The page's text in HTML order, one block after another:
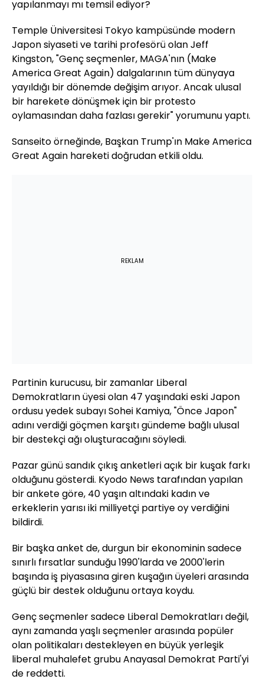
yapılanmayı mı temsil ediyor?
Temple Üniversitesi Tokyo kampüsünde modern
Japon siyaseti ve tarihi profesörü olan Jeff
Kingston, "Genç seçmenler, MAGA'nın (Make
America Great Again) dalgalarının tüm dünyaya
yayıldığı bir dönemde değişim arıyor. Ancak ulusal
bir harekete dönüşmek için bir protesto
oylamasından daha fazlası gerekir" yorumunu yaptı.
Sanseito örneğinde, Başkan Trump'ın Make America
Great Again hareketi doğrudan etkili oldu.
REKLAM
Partinin kurucusu, bir zamanlar Liberal
Demokratların üyesi olan 47 yaşındaki eski Japon
ordusu yedek subayı Sohei Kamiya, "Önce Japon"
adını verdiği göçmen karşıtı gündeme bağlı ulusal
bir destekçi ağı oluşturacağını söyledi.
Pazar günü sandık çıkış anketleri açık bir kuşak farkı
olduğunu gösterdi. Kyodo News tarafından yapılan
bir ankete göre, 40 yaşın altındaki kadın ve
erkeklerin yarısı iki milliyetçi partiye oy verdiğini
bildirdi.
Bir başka anket de, durgun bir ekonominin sadece
sınırlı fırsatlar sunduğu 1990'larda ve 2000'lerin
başında iş piyasasına giren kuşağın üyeleri arasında
güçlü bir destek olduğunu ortaya koydu.
Genç seçmenler sadece Liberal Demokratları değil,
aynı zamanda yaşlı seçmenler arasında popüler
olan politikaları destekleyen en büyük yerleşik
liberal muhalefet grubu Anayasal Demokrat Parti'yi
de reddetti.